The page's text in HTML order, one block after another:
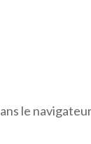
le